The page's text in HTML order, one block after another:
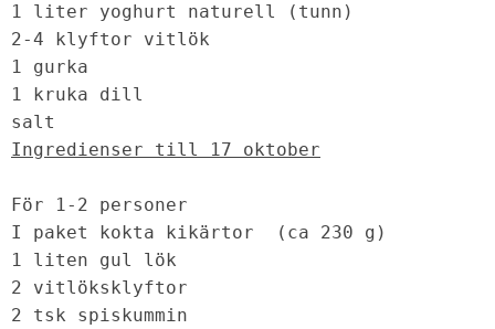
1 liter yoghurt naturell (tunn)
2-4 klyftor vitlök
1 gurka
1 kruka dill
Ingredienser till 17 oktober
För 1-2 personer
I paket kokta kikärtor  (ca 230 g)
1 liten gul lök
2 vitlöksklyftor
2 tsk spiskummin